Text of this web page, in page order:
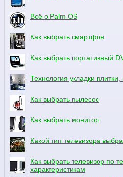
Всё о Palm OS
Как выбрать смартфон
Как выбрать портативный
Технология укладки плитки,
Как выбрать пылесос
Как выбрать монитор
Какой тип телевизора
Как выбрать телевизор по
характеристикам